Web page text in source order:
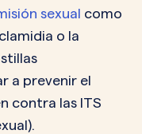
sexual como
o la
a prevenir el
contra las ITS